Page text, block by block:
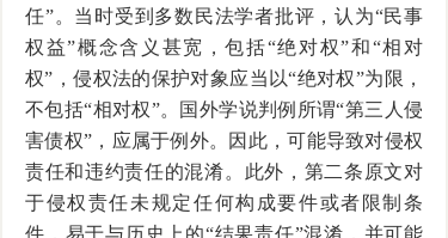
任”。当时受到多数民法学者批评，认为“民事
权益”概念含义甚宽，包括“绝对权”和“相对
权”，侵权法的保护对象应当以“绝对权”为限，
不包括“相对权”。国外学说判例所谓“第三人侵
害债权”，应属于例外。因此，可能导致对侵权
责任和违约责任的混淆。此外，第二条原文对
于侵权责任未规定任何构成要件或者限制条
件，易于与历史上的“结果责任”混淆，并可能